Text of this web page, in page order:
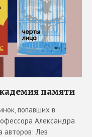
памяти
попавших в
Александра
авторов: Лев